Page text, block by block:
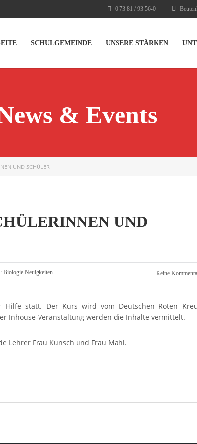
0 73 81 / 93 56-0
SCHULGEMEINDE UNSERE STÄRKEN
& Events
UND SCHÜLER
UND
Biologie Neuigkeiten Keine
statt. Der Kurs wird vom Deutschen Roten
Inhouse-Veranstaltung werden die Inhalte vermittelt.
Lehrer Frau Kunsch und Frau Mahl.